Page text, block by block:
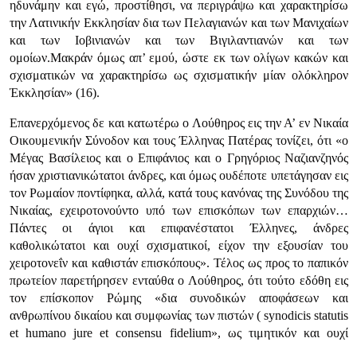
ηδυνάμην και εγώ, προστίθησι, να περιγράψω και χαρακτηρίσω
την Λατινικήν Εκκλησίαν δια των Πελαγιανών και των Μανιχαίων
και των Ιοβινιανών και των Βιγιλαντιανών και των
ομοίων.Μακράν όμως απ’ εμού, ώστε εκ των ολίγων κακών και
σχισματικών να χαρακτηρίσω ως σχισματικήν μίαν ολόκληρον
Έκκλησίαν» (16).
Επανερχόμενος δε και κατωτέρω ο Λούθηρος εις την Α’ εν Νικαία
Οικουμενικήν Σύνοδον και τους Έλληνας Πατέρας τονίζει, ότι «ο
Μέγας Βασίλειος και ο Επιφάνιος και ο Γρηγόριος Ναζιανζηνός
ήσαν χριστιανικώτατοι άνδρες, και όμως ουδέποτε υπετάγησαν εις
τον Ρωμαίον ποντίφηκα, αλλά, κατά τους κανόνας της Συνόδου της
Νικαίας, εχειροτονούντο υπό των επισκόπων των επαρχιών…
Πάντες οι άγιοι και επιφανέστατοι Έλληνες, άνδρες
καθολικώτατοι και ουχί σχισματικοί, είχον την εξουσίαν του
χειροτονεΐν και καθιστάν επισκόπους». Τέλος ως προς το παπικόν
πρωτείον παρετήρησεν ενταύθα ο Λούθηρος, ότι τούτο εδόθη εις
τον επίσκοπον Ρώμης «δια συνοδικών αποφάσεων και
ανθρωπίνου δικαίου και συμφωνίας των πιστών ( synodicis statutis
et humano jure et consensu fidelium», ως τιμητικόν και ουχί